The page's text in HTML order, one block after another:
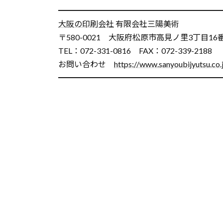
大阪の印刷会社 有限会社三陽美術
〒580-0021 大阪府松原市高見ノ里3丁目16
TEL：072-331-0816 FAX：072-339-2188
お問い合わせ https://